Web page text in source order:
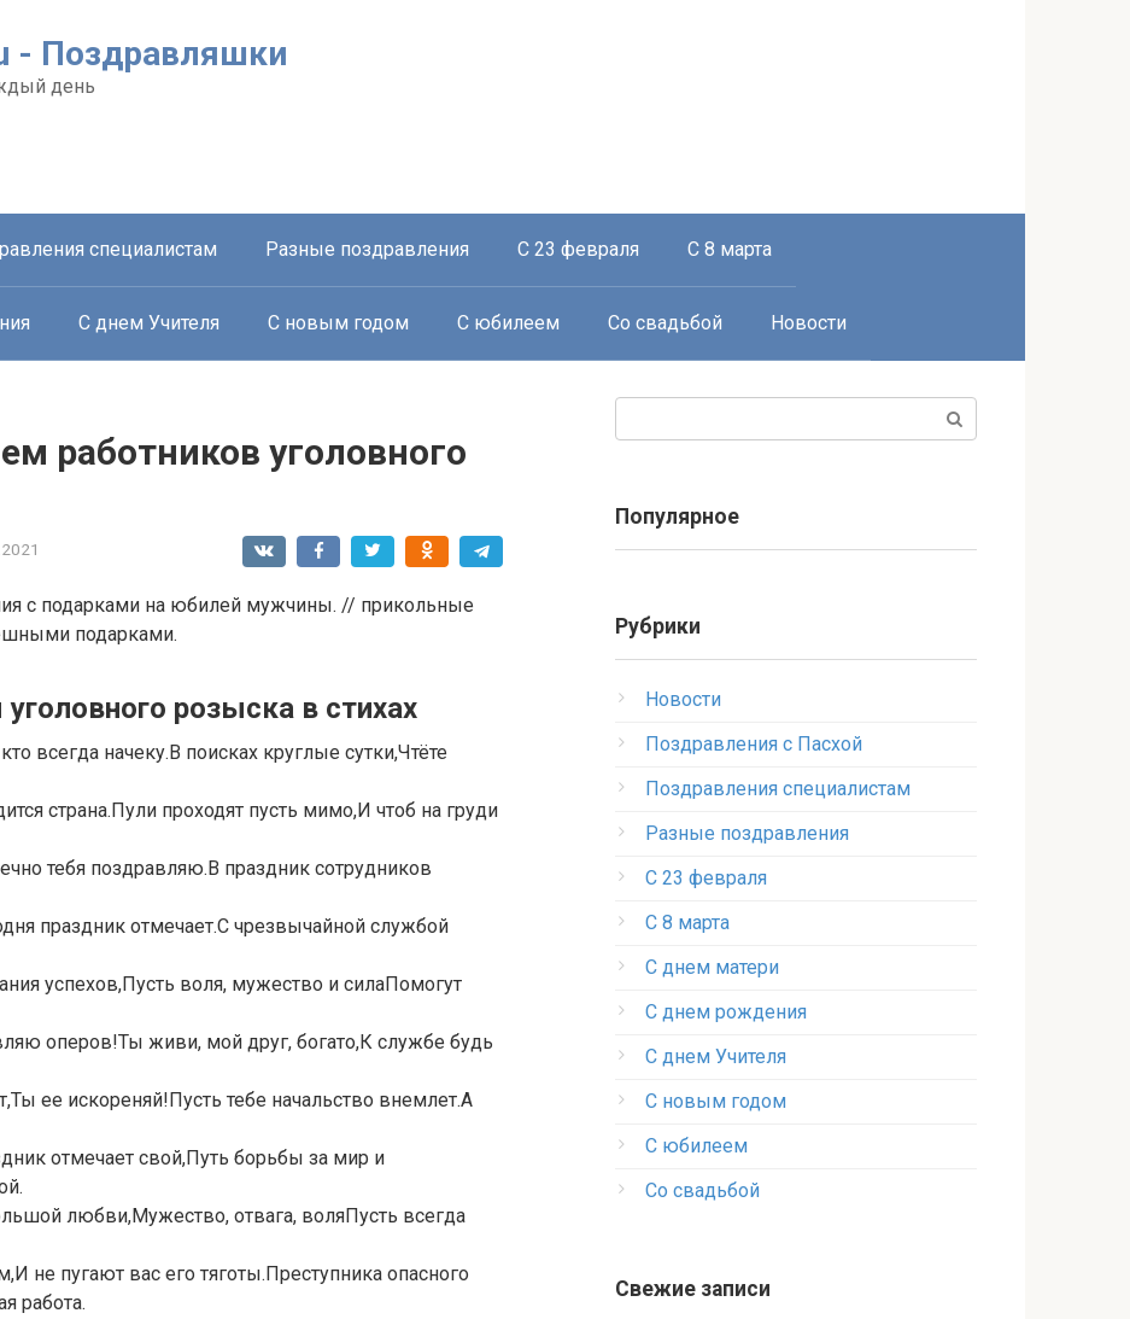
- Поздравляшки
день
специалистам Разные поздравления С 23 февраля С 8 марта
С днем Учителя С новым годом С юбилеем Со свадьбой Новости
работников уголовного
розыска в стихах
всегда начеку.В поисках круглые сутки,Чтёте
страна.Пули проходят пусть мимо,И чтоб на груди
тебя поздравляю.В праздник сотрудников
праздник отмечает.С чрезвычайной службой
успехов,Пусть воля, мужество и силаПомогут
оперов!Ты живи, мой друг, богато,К службе будь
ее искореняй!Пусть тебе начальство внемлет.А
отмечает свой,Путь борьбы за мир и
любви,Мужество, отвага, воляПусть всегда
не пугают вас его тяготы.Преступника опасного
работа.
Популярное
Рубрики
Новости
Поздравления с Пасхой
Поздравления специалистам
Разные поздравления
С 23 февраля
С 8 марта
С днем матери
С днем рождения
С днем Учителя
С новым годом
С юбилеем
Со свадьбой
Свежие записи